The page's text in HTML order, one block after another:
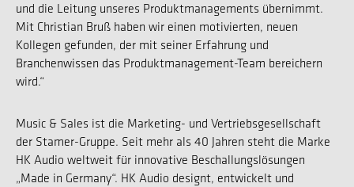
und die Leitung unseres Produktmanagements übernimmt.
Mit Christian Bruß haben wir einen motivierten, neuen
Kollegen gefunden, der mit seiner Erfahrung und
Branchenwissen das Produktmanagement-Team bereichern
wird.“
Music & Sales ist die Marketing- und Vertriebsgesellschaft
der Stamer-Gruppe. Seit mehr als 40 Jahren steht die Marke
HK Audio weltweit für innovative Beschallungslösungen
„Made in Germany“. HK Audio designt, entwickelt und